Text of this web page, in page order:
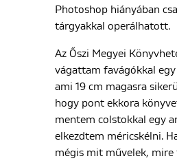
Photoshop hiányában
tárgyakkal operálhatott.
Az Őszi Megyei
vágattam favágókkal
ami 19 cm magasra
hogy pont ekkora
mentem colstokkal egy
elkezdtem méricskélni.
mégis mit művelek,